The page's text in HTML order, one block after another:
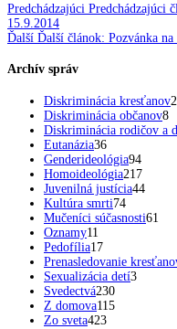
Predchádzajúci Predchádzajúci
15.9.2014
Ďalší Ďalší článok: Pozvánka
Archív správ
Diskriminácia kresťanov
Diskriminácia občanov8
Diskriminácia rodičov a
Eutanázia36
Genderideológia94
Homoideológia217
Juvenilná justícia44
Kultúra smrti74
Mučeníci súčasnosti61
Oznamy11
Pedofília17
Prenasledovanie
Sexualizácia detí3
Svedectvá230
Z domova115
Zo sveta423